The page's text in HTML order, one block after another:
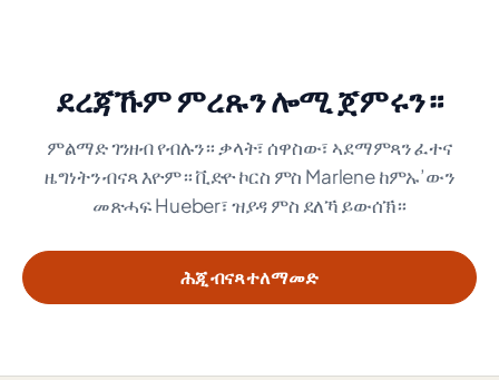
ደረጃኹም ምረጹን ሎሚ ጀምሩን።
ምልማድ ገንዘብ የብሉን። ቃላት፣ ሰዋስው፣ ኣደማምጻን ፈተና
ዜግነትን ብናጻ እዮም። ቪድዮ ኮርስ ምስ Marlene ከምኡ’ውን
መጽሓፍ Hueber፣ ዝያዳ ምስ ደለኻ ይውሰኽ።
ሕጂ ብናጻ ተለማመድ